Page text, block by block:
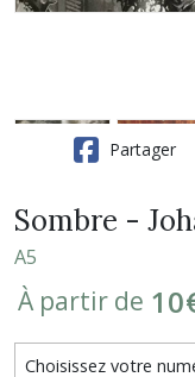
Partager
Sombre -
A5
À partir de 10